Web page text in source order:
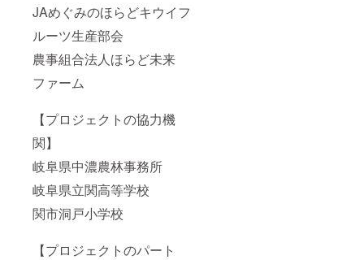
JAめぐみのほらどキウイフ
ルーツ生産部会
農事組合法人ほらど未来
ファーム
【プロジェクトの協力機
関】
岐阜県中濃農林事務所
岐阜県立関高等学校
関市洞戸小学校
【プロジェクトのパート